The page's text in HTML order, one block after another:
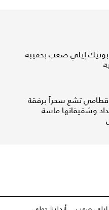
إيلي صعب بحقيبة
قطامي تشع سحراً برفقة
وشقيقاتها ماسة